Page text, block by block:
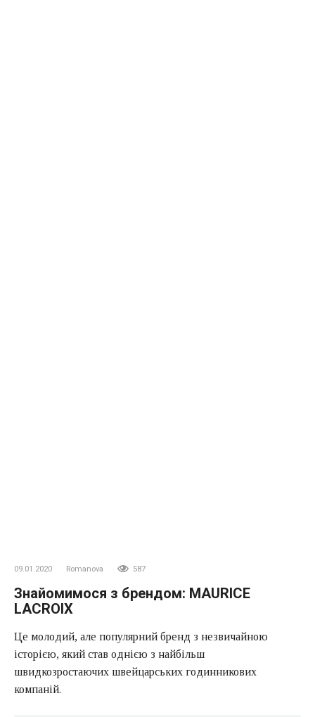
09.01.2020 Romanova 587
Знайомимося з брендом: MAURICE
LACROIX
Це молодий, але популярний бренд з незвичайною
історією, який став однією з найбільш
швидкозростаючих швейцарських годинникових
компаній.